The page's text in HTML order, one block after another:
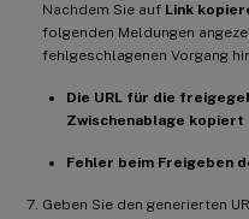
Nachdem Sie auf Link
folgenden Meldungen
fehlgeschlagenen Vorgang
Die URL für die
Zwischenablage kopiert
Fehler beim Freigeben
Geben Sie den generierten